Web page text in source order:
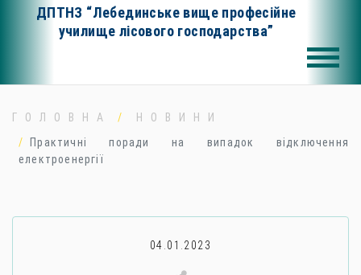
ДПТНЗ “Лебединське вище професійне
училище лісового господарства”
ГОЛОВНА
НОВИНИ
Практичні поради на випадок відключення
електроенергії
04.01.2023